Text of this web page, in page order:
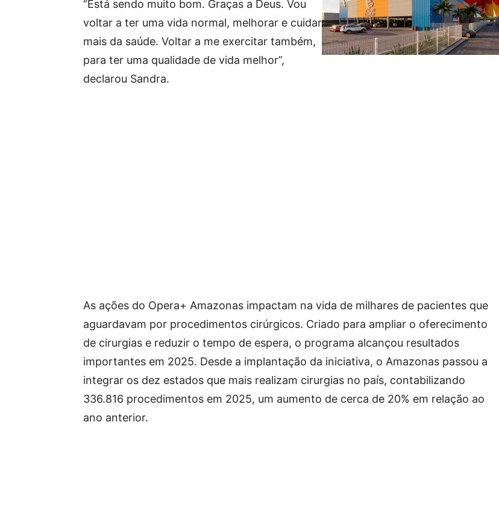
“Está sendo muito bom. Graças a Deus. Vou
voltar a ter uma vida normal, melhorar e cuidar
mais da saúde. Voltar a me exercitar também,
para ter uma qualidade de vida melhor”,
declarou Sandra.
As ações do Opera+ Amazonas impactam na vida de milhares de pacientes que
aguardavam por procedimentos cirúrgicos. Criado para ampliar o oferecimento
de cirurgias e reduzir o tempo de espera, o programa alcançou resultados
importantes em 2025. Desde a implantação da iniciativa, o Amazonas passou a
integrar os dez estados que mais realizam cirurgias no país, contabilizando
336.816 procedimentos em 2025, um aumento de cerca de 20% em relação ao
ano anterior.